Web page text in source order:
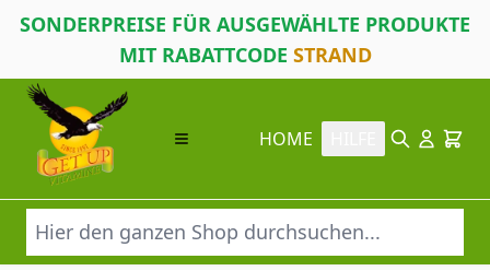
SONDERPREISE FÜR AUSGEWÄHLTE PRODUKTE
MIT RABATTCODE STRAND
Direkt zum Inhalt
HOME
Suche Cart